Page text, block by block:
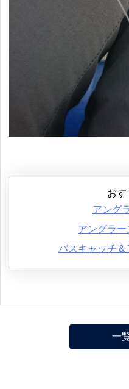
おす
アング
アングラ
バスキャッチ
一